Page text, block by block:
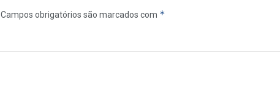
Campos obrigatórios são marcados com *